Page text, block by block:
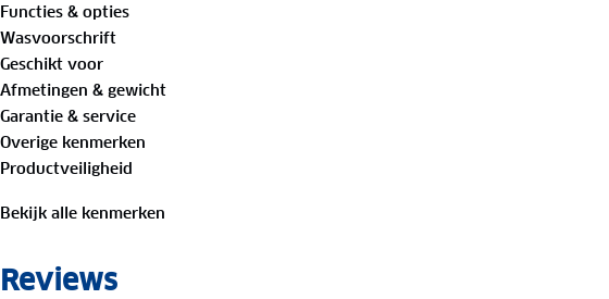
Kies de juiste maat sneeuwketting
Met onzehandige configurator
de gegevens van jouw band in en vind de juiste type sneeuwketting.
Specificaties Brenta 9 XMB 74:
✓ 3.1 mm vierkante gripschakels
✓ Geschikt voor auto’s met ABS/ESP
✓ De sneeuwkettingen worden per twee stuks geleverd
✓ Geschikt voor personenwagens met 9 mm binnenspeling
Functies & opties
Wasvoorschrift
Geschikt voor
Afmetingen & gewicht
Garantie & service
Overige kenmerken
Productveiligheid
Bekijk alle kenmerken
Reviews